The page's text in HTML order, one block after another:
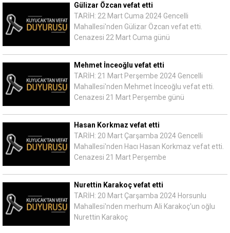
Gülizar Özcan vefat etti
TARİH: 22 Mart Cuma 2024 Gencelli
Mahallesi'nden Gülizar Özcan vefat etti.
Cenazesi 22 Mart Cuma günü
Mehmet İnceoğlu vefat etti
TARİH: 21 Mart Perşembe 2024 Gencelli
Mahallesi'nden Mehmet İnceoğlu vefat etti.
Cenazesi 21 Mart Perşembe günü
Hasan Korkmaz vefat etti
TARİH: 20 Mart Çarşamba 2024 Gencelli
Mahallesi'nden Hacı Hasan Korkmaz vefat etti.
Cenazesi 21 Mart Perşembe
Nurettin Karakoç vefat etti
TARİH: 20 Mart Çarşamba 2024 Horsunlu
Mahallesi'nden merhum Ali Karakoç'un oğlu
Nurettin Karakoç